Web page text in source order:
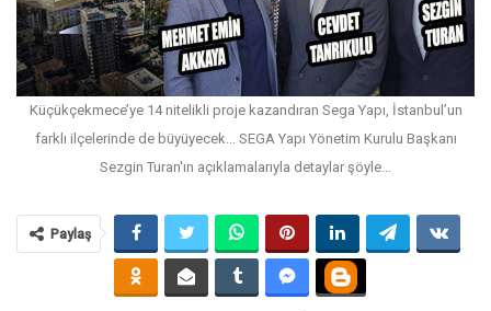
Küçükçekmece’ye 14 nitelikli proje kazandıran Sega Yapı, İstanbul’un
farklı ilçelerinde de büyüyecek... SEGA Yapı Yönetim Kurulu Başkanı
Sezgin Turan'ın açıklamalarıyla detaylar şöyle...
Paylaş